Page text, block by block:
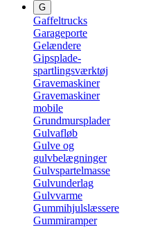
G
Gaffeltrucks
Garageporte
Gelændere
Gipsplade-
spartlingsværktøj
Gravemaskiner
Gravemaskiner
mobile
Grundmursplader
Gulvafløb
Gulve og
gulvbelægninger
Gulvspartelmasse
Gulvunderlag
Gulvvarme
Gummihjulslæssere
Gummiramper